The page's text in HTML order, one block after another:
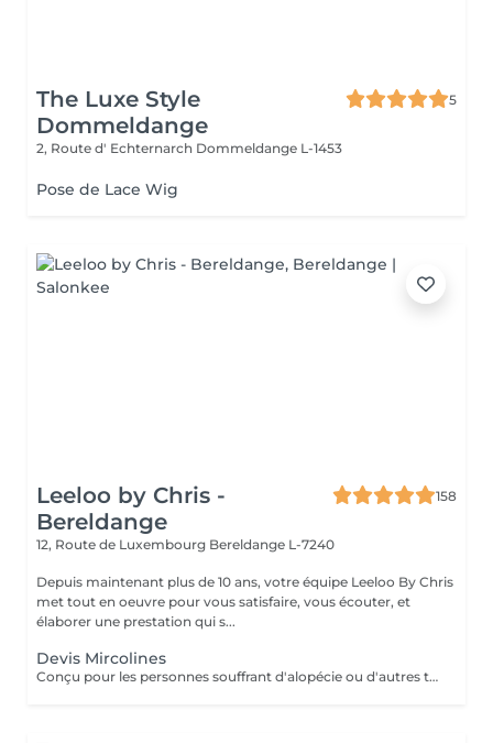
The Luxe Style
Dommeldange
5
2, Route d' Echternarch Dommeldange L-1453
Pose de Lace Wig
Leeloo by Chris -
Bereldange
158
12, Route de Luxembourg Bereldange L-7240
Depuis maintenant plus de 10 ans, votre équipe Leeloo By Chris
met tout en oeuvre pour vous satisfaire, vous écouter, et
élaborer une prestation qui s...
Devis Mircolines
Conçu pour les personnes souffrant d'alopécie ou d'autres troubles capillaires génétiques, le système Microlines est un nouveau système révolutionnaire conçu pour vous donner les résultats que vous souhaitez Le Microlines dure plus de 2 ans et redonne de la longueur et du volume à vos cheveux pour que vous puissiez retrouver confiance en vous et changer votre vie C'est un système d'extension de cheveux avec un ruban invisible qui vous donnera la longueur et le volume dont vos cheveux ont besoin pour être beaux. Le Microlines est un correcteur anti-chute révolutionnaire, offrant les meilleurs résultats sur le marché